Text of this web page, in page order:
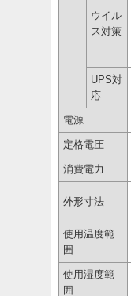
ウイル
ス対策
UPS対
応
電源
定格電圧
消費電力
外形寸法
使用温度範
囲
使用湿度範
囲